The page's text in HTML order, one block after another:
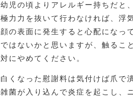
幼児の頃よりアレルギー持ちだと
極力力を抜いて行わなければ、浮
顔の表面に発生すると心配になっ
ではないかと思いますが、触るこ
対にやめてください。
白くなった慰謝料は気付けば爪で
雑菌が入り込んで炎症を起こし、